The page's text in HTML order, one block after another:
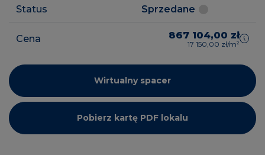
Status Sprzedane
Cena 867 104,00 zł
17 150,00 zł/m²
Wirtualny spacer
Pobierz kartę PDF lokalu